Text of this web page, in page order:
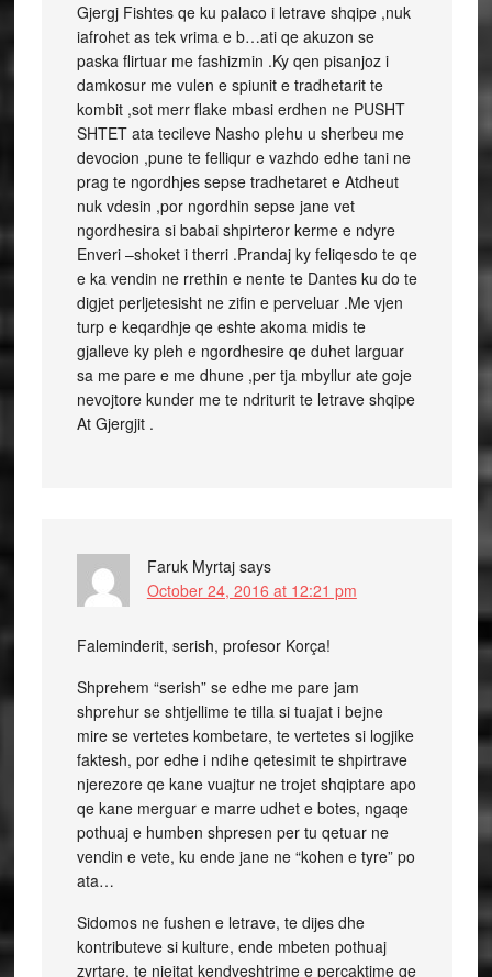
Gjergj Fishtes qe ku palaco i letrave shqipe ,nuk
iafrohet as tek vrima e b…ati qe akuzon se
paska flirtuar me fashizmin .Ky qen pisanjoz i
damkosur me vulen e spiunit e tradhetarit te
kombit ,sot merr flake mbasi erdhen ne PUSHT
SHTET ata tecileve Nasho plehu u sherbeu me
devocion ,pune te felliqur e vazhdo edhe tani ne
prag te ngordhjes sepse tradhetaret e Atdheut
nuk vdesin ,por ngordhin sepse jane vet
ngordhesira si babai shpirteror kerme e ndyre
Enveri –shoket i therri .Prandaj ky feliqesdo te qe
e ka vendin ne rrethin e nente te Dantes ku do te
digjet perljetesisht ne zifin e perveluar .Me vjen
turp e keqardhje qe eshte akoma midis te
gjalleve ky pleh e ngordhesire qe duhet larguar
sa me pare e me dhune ,per tja mbyllur ate goje
nevojtore kunder me te ndriturit te letrave shqipe
At Gjergjit .
Faruk Myrtaj says
October 24, 2016 at 12:21 pm
Faleminderit, serish, profesor Korça!
Shprehem “serish” se edhe me pare jam
shprehur se shtjellime te tilla si tuajat i bejne
mire se vertetes kombetare, te vertetes si logjike
faktesh, por edhe i ndihe qetesimit te shpirtrave
njerezore qe kane vuajtur ne trojet shqiptare apo
qe kane merguar e marre udhet e botes, ngaqe
pothuaj e humben shpresen per tu qetuar ne
vendin e vete, ku ende jane ne “kohen e tyre” po
ata…
Sidomos ne fushen e letrave, te dijes dhe
kontributeve si kulture, ende mbeten pothuaj
zyrtare, te njejtat kendveshtrime e percaktime qe